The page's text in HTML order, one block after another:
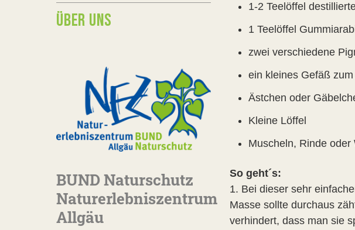
1-2 Teelöffel
1 Teelöffel
zwei verschiedene
ein kleines Gefäß
Ästchen oder
Kleine Löffel
Muscheln, Rinde oder
So geht´s:
1. Bei dieser sehr
Masse sollte durchaus
verhindert, dass man sie
ÜBER UNS
BUND Naturschutz
Naturerlebniszentrum
Allgäu